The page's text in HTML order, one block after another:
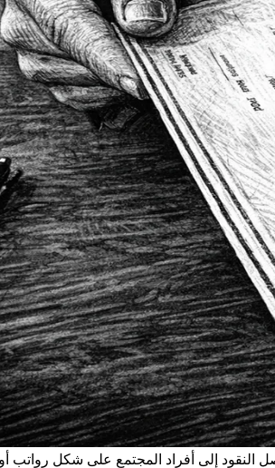
إلى أفراد المجتمع على شكل رواتب أو